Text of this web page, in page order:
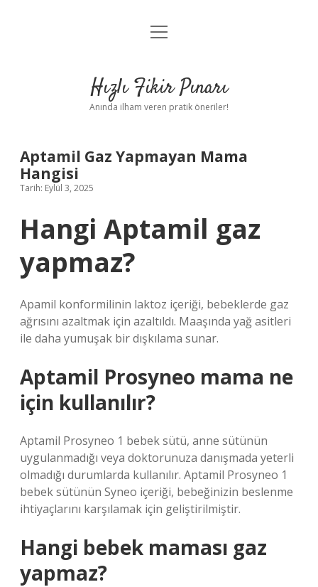
Anasayfa
Yasal Uyarı
menüyü
Hızlı Fikir Pınarı
Anında ilham veren pratik öneriler!
Aptamil Gaz Yapmayan Mama
Hangisi
Tarih: Eylül 3, 2025
Hangi Aptamil gaz
yapmaz?
Apamil konformilinin laktoz içeriği, bebeklerde gaz
ağrısını azaltmak için azaltıldı. Maaşında yağ asitleri
ile daha yumuşak bir dışkılama sunar.
Aptamil Prosyneo mama ne
için kullanılır?
Aptamil Prosyneo 1 bebek sütü, anne sütünün
uygulanmadığı veya doktorunuza danışmada yeterli
olmadığı durumlarda kullanılır. Aptamil Prosyneo 1
bebek sütünün Syneo içeriği, bebeğinizin beslenme
ihtiyaçlarını karşılamak için geliştirilmiştir.
Hangi bebek maması gaz
yapmaz?